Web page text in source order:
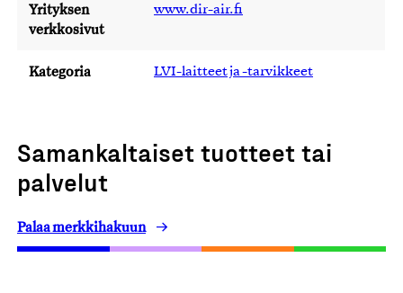
Yrityksen
verkkosivut
www.dir-air.fi
Kategoria LVI-laitteet ja -tarvikkeet
Samankaltaiset tuotteet tai
palvelut
Palaa merkkihakuun